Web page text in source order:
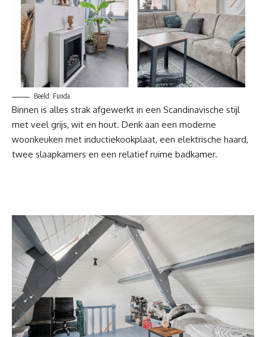
Beeld: Funda
Binnen is alles strak afgewerkt in een Scandinavische stijl
met veel grijs, wit en hout. Denk aan een moderne
woonkeuken met inductiekookplaat, een elektrische haard,
twee slaapkamers en een relatief ruime badkamer.